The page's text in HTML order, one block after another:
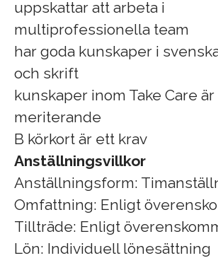
uppskattar att arbeta i
multiprofessionella team
har goda kunskaper i
och skrift
kunskaper inom Take Care är
meriterande
B körkort är ett krav
Anställningsvillkor
Anställningsform:
Omfattning: Enligt
Tillträde: Enligt
Lön: Individuell lönesättning